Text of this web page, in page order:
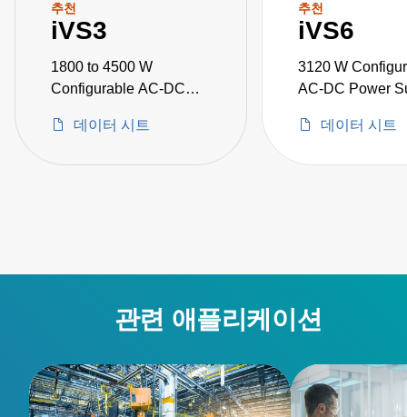
추천
iVS3
1800 to 4500 W
Configurable AC-DC
데이터 시트
추천
iVS6
3120 W
AC-DC Power
데이터 시트
관련 애플리케이션